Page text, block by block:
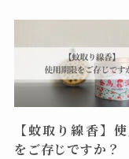
【蚊取り線香】
をご存じですか？